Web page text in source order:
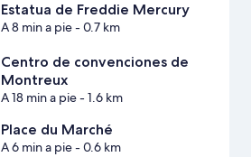
Estatua de Freddie Mercury
A 8 min a pie- 0.7 km
Centro de convenciones de
Montreux
A 18 min a pie- 1.6 km
Place du Marché
A 6 min a pie- 0.6 km